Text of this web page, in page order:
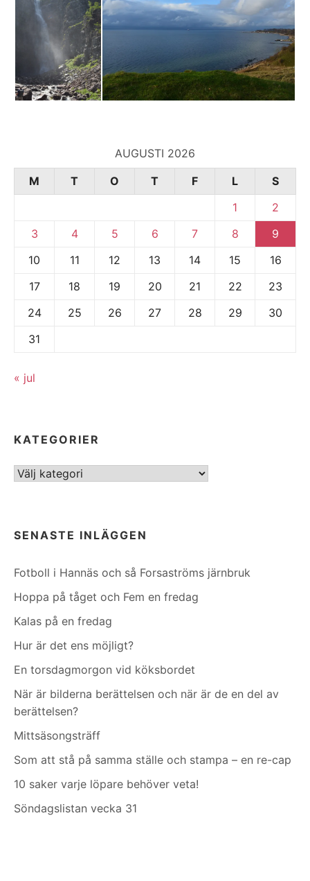
AUGUSTI 2026
M
T O T F L
S
1
2
3
4 5 6 7 8
9
10
11 12 13 14 15
16
17
18 19 20 21 22
23
24
25 26 27 28 29
30
31
« jul
KATEGORIER
Kategorier
SENASTE INLÄGGEN
Fotboll i Hannäs och så Forsaströms järnbruk
Hoppa på tåget och Fem en fredag
Kalas på en fredag
Hur är det ens möjligt?
En torsdagmorgon vid köksbordet
När är bilderna berättelsen och när är de en del av
berättelsen?
Mittsäsongsträff
Som att stå på samma ställe och stampa – en re-cap
10 saker varje löpare behöver veta!
Söndagslistan vecka 31